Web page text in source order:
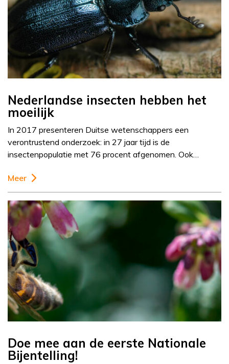
Nederlandse insecten hebben het
moeilijk
In 2017 presenteren Duitse wetenschappers een
verontrustend onderzoek: in 27 jaar tijd is de
insectenpopulatie met 76 procent afgenomen. Ook…
Meer
Doe mee aan de eerste Nationale
Bijentelling!